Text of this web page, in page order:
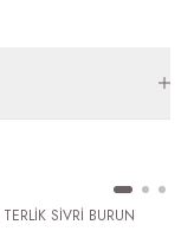
SİVRİ BURUN